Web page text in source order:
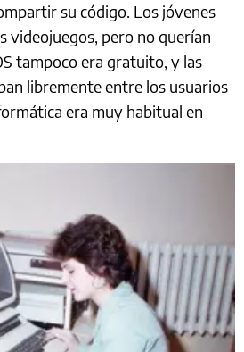
su código. Los jóvenes
videojuegos, pero no querían
tampoco era gratuito, y las
libremente entre los usuarios
era muy habitual en